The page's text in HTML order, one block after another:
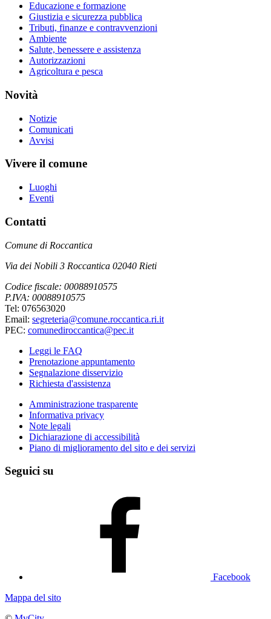
Educazione e formazione
Giustizia e sicurezza pubblica
Tributi, finanze e contravvenzioni
Ambiente
Salute, benessere e assistenza
Autorizzazioni
Agricoltura e pesca
Novità
Notizie
Comunicati
Avvisi
Vivere il comune
Luoghi
Eventi
Contatti
Comune di Roccantica
Via dei Nobili 3 Roccantica 02040 Rieti
Codice fiscale: 00088910575
P.IVA: 00088910575
Tel: 076563020
Email: segreteria@comune.roccantica.ri.it
PEC: comunediroccantica@pec.it
Leggi le FAQ
Prenotazione appuntamento
Segnalazione disservizio
Richiesta d'assistenza
Amministrazione trasparente
Informativa privacy
Note legali
Dichiarazione di accessibilità
Piano di miglioramento del sito e dei servizi
Seguici su
Facebook
Mappa del sito